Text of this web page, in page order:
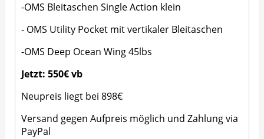
-OMS Bleitaschen Single Action klein
- OMS Utility Pocket mit vertikaler Bleitaschen
-OMS Deep Ocean Wing 45lbs
Jetzt: 550€ vb
Neupreis liegt bei 898€
Versand gegen Aufpreis möglich und Zahlung via
PayPal